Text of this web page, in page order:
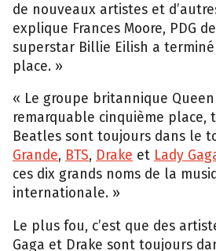
de nouveaux artistes et
explique Frances Moore, PDG
superstar Billie Eilish a
place. »
« Le groupe britannique
remarquable cinquième place,
Beatles sont toujours dans le
Grande, BTS, Drake et Lady
ces dix grands noms de la
internationale. »
Le plus fou, c’est que des
Gaga et Drake sont toujours